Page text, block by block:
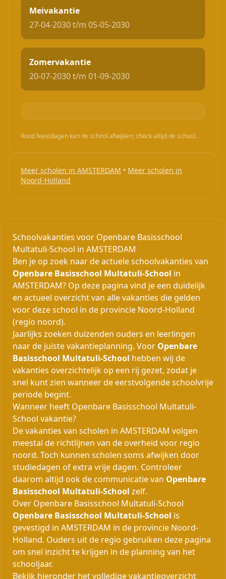
Meivakantie
27-04-2030 t/m 05-05-2030
Zomervakantie
20-07-2030 t/m 01-09-2030
Rond feestdagen kan de school afwijken; check altijd de school.
Meer scholen in AMSTERDAM • Meer scholen in
Noord-Holland
Schoolvakanties voor Openbare Basisschool
Multatuli-School in AMSTERDAM
Ben je op zoek naar de actuele schoolvakanties van
Openbare Basisschool Multatuli-School in
AMSTERDAM? Op deze pagina vind je een duidelijk
en actueel overzicht van alle vakanties die gelden
voor deze school in de provincie Noord-Holland
(regio noord).
Jaarlijks zoeken duizenden ouders en leerlingen
naar de juiste vakantieplanning. Voor Openbare
Basisschool Multatuli-School hebben wij de
vakanties overzichtelijk op een rij gezet, zodat je
snel kunt zien wanneer de eerstvolgende schoolvrije
periode begint.
Wanneer heeft Openbare Basisschool Multatuli-
School vakantie?
De vakanties van scholen in AMSTERDAM volgen
meestal de richtlijnen van de overheid voor regio
noord. Toch kunnen scholen soms afwijken door
studiedagen of extra vrije dagen. Controleer
daarom altijd ook de communicatie van Openbare
Basisschool Multatuli-School zelf.
Over Openbare Basisschool Multatuli-School
Openbare Basisschool Multatuli-School is
gevestigd in AMSTERDAM in de provincie Noord-
Holland. Ouders uit de regio gebruiken deze pagina
om snel inzicht te krijgen in de planning van het
schooljaar.
Bekijk hieronder het volledige vakantieoverzicht